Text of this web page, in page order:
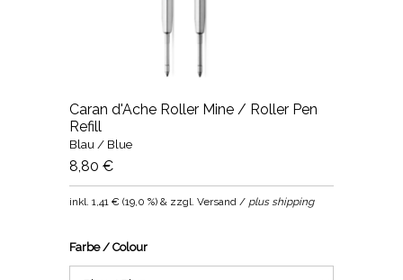
Caran d'Ache Roller Mine / Roller Pen
Refill
Blau / Blue
8,80 €
inkl.1,41 € (19,0 %) & zzgl. Versand / plus shipping
Farbe / Colour